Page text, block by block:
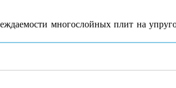
многослойных плит на